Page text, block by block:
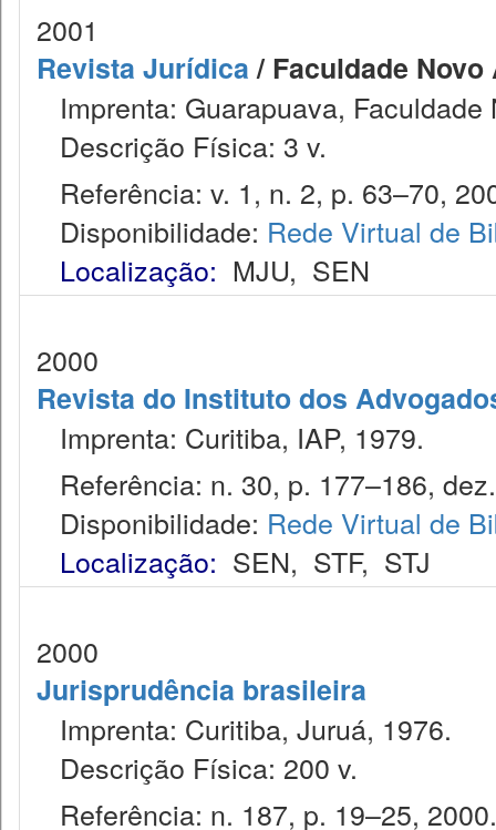
2001
Revista Jurídica/ Faculdade Novo
Imprenta: Guarapuava,
Descrição Física: 3 v.
Referência: v. 1, n. 2, p. 63–70,
Disponibilidade: Rede Virtual de
Localização: MJU, SEN
2000
Revista do Instituto dos
Imprenta: Curitiba, IAP, 1979.
Referência: n. 30, p. 177–186,
Disponibilidade: Rede Virtual de
Localização: SEN, STF, STJ
2000
Jurisprudência brasileira
Imprenta: Curitiba, Juruá, 1976.
Descrição Física: 200 v.
Referência: n. 187, p. 19–25, 2000.